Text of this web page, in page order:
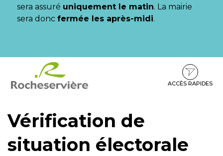
sera assuré uniquement le matin. La mairie
sera donc fermée les après-midi.
contenu
pied
ACCÈS RAPIDES
Vérification de
situation électorale